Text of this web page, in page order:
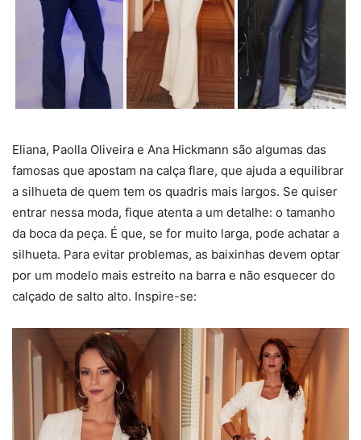
Eliana, Paolla Oliveira e Ana Hickmann são algumas das
famosas que apostam na calça flare, que ajuda a equilibrar
a silhueta de quem tem os quadris mais largos. Se quiser
entrar nessa moda, fique atenta a um detalhe: o tamanho
da boca da peça. É que, se for muito larga, pode achatar a
silhueta. Para evitar problemas, as baixinhas devem optar
por um modelo mais estreito na barra e não esquecer do
calçado de salto alto. Inspire-se: